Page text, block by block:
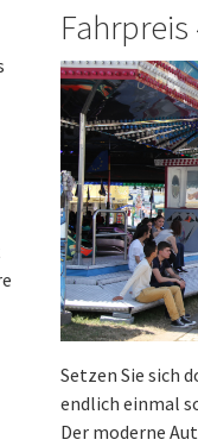
Fahrpreis
Setzen Sie sich
endlich einmal
Der moderne